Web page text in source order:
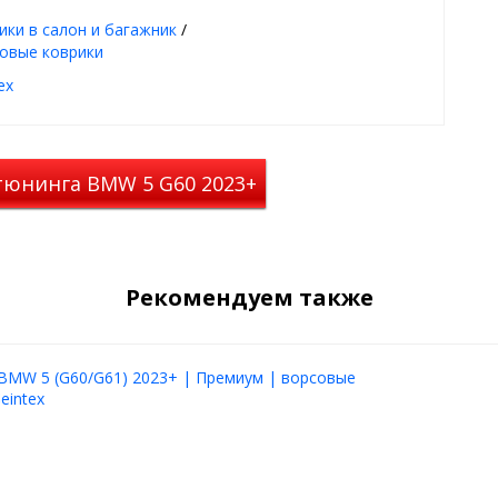
под оригинальный
пола авто
- лето, осень,
просты в уходе
сочетание
в салон и багажник /
коврики
BMW 5 G60 2023+
Рекомендуем также
5 (G60/G61) 2023+ | Премиум | ворсовые